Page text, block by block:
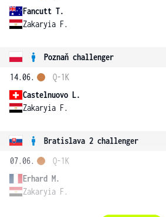
Fancutt T.
Zakaryia F.
Poznaň challenger
14.06.
Castelnuovo L.
Zakaryia F.
Q-1K
Bratislava 2 challenger
07.06.
Erhard M.
Zakaryia F.
Q-1K